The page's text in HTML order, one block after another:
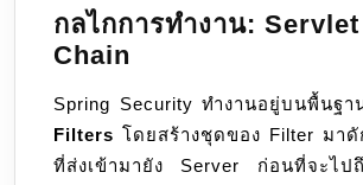
กลไกการทำงาน:
Chain
Spring Security ทำงานอยู่บนพื้นฐา
Filters โดยสร้างชุดของ Filter มาดั
ที่ส่งเข้ามายัง Server ก่อนที่จะไป